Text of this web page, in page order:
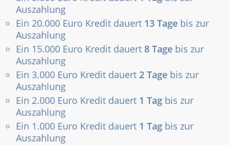
Auszahlung
Ein 20.000 Euro Kredit dauert 13 Tage bis zur
Auszahlung
Ein 15.000 Euro Kredit dauert8 Tage bis zur
Auszahlung
Ein 3.000 Euro Kredit dauert2 Tage bis zur
Auszahlung
Ein 2.000 Euro Kredit dauert 1 Tag bis zur
Auszahlung
Ein 1.000 Euro Kredit dauert 1 Tag bis zur
Auszahlung